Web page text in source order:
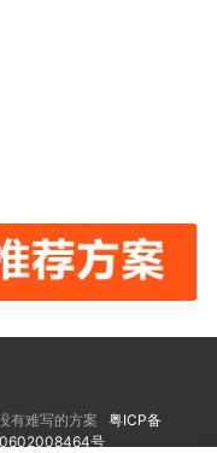
有难写的方案 粤ICP备
号